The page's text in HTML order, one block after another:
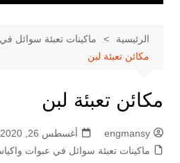
الرئيسية
ماكينات تعبئة سوائل
مكائن تعبئة لبن
مكائن تعبئة لبن
engmansy
أغسطس 26, 2020
ماكينات تعبئة سوائل في عبوات